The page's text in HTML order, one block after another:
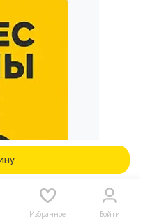
Избранное Войти